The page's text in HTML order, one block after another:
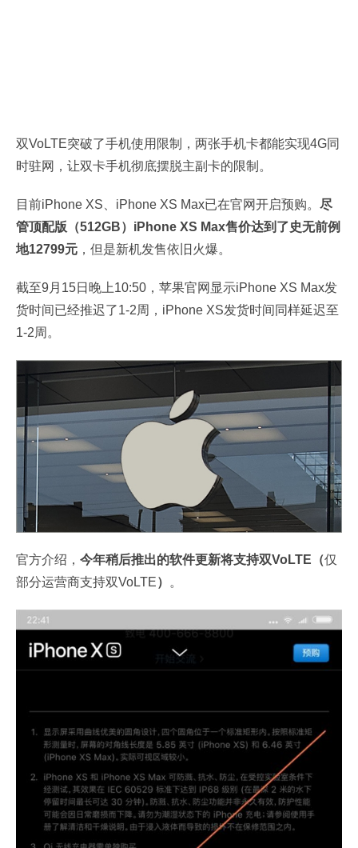
双VoLTE突破了手机使用限制，两张手机卡都能实现4G同
时驻网，让双卡手机彻底摆脱主副卡的限制。
目前iPhone XS、iPhone XS Max已在官网开启预购。 尽
管顶配版（512GB）iPhone XS Max售价达到了史无前例
地12799元 ，但是新机发售依旧火爆。
截至9月15日晚上10:50，苹果官网显示iPhone XS Max发
货时间已经推迟了1-2周，iPhone XS发货时间同样延迟至
1-2周。
官方介绍， 今年稍后推出的软件更新将支持双VoLTE（仅
部分运营商支持双VoLTE） 。